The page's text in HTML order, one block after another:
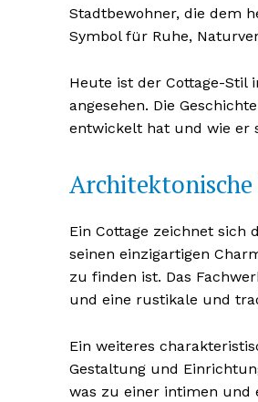
Stadtbewohner, die dem
Symbol für Ruhe,
Heute ist der Cottage-Stil
angesehen. Die
entwickelt hat und wie er
Ein Cottage zeichnet sich
seinen einzigartigen
zu finden ist. Das
und eine rustikale und
Ein weiteres
Gestaltung und
was zu einer intimen und